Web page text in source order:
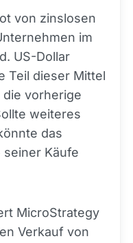
von zinslosen
im
US-Dollar
Teil dieser Mittel
vorherige
weiteres
das
Käufe
MicroStrategy
Verkauf von